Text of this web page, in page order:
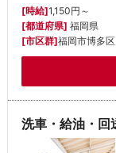
[時給]1,150円～
[都道府県] 福岡県
[市区群]福岡市博多区
洗車・給油・